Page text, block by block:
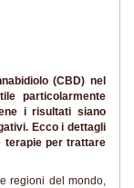
(CBD) nel
particolarmente
i risultati siano
Ecco i dettagli
terapie per trattare
regioni del mondo,